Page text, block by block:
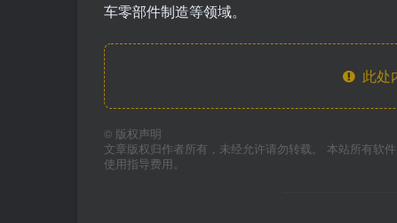
车零部件制造等领域。
此处
© 版权声明
文章版权归作者所有，未经允许请勿转载。 本站所有软
使用指导费用。